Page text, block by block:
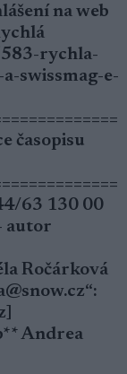
na web
rychla-
swissmag-e-
časopisu
63 130 00
autor
Ročárková
Andrea